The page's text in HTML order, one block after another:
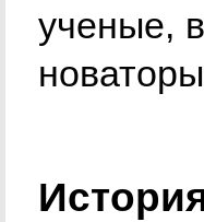
ученые,